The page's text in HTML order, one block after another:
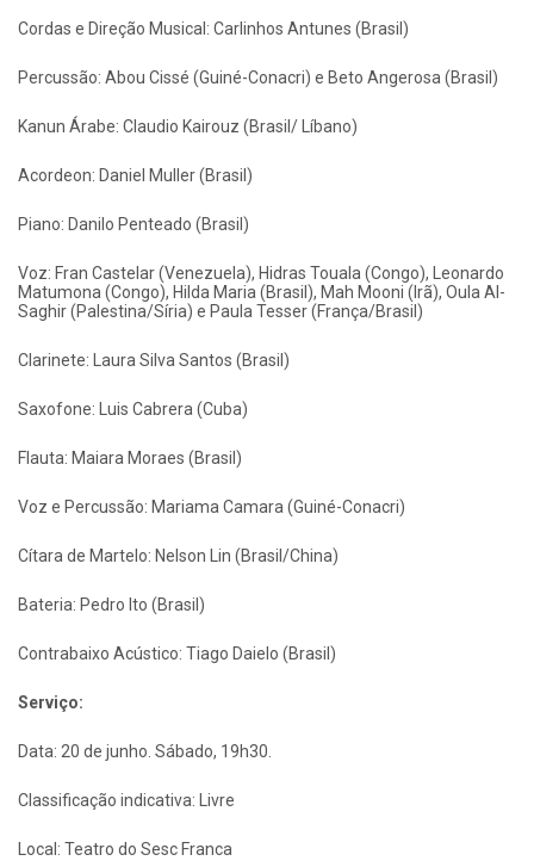
Cordas e Direção Musical: Carlinhos Antunes (Brasil)
Percussão: Abou Cissé (Guiné-Conacri) e Beto Angerosa (Brasil)
Kanun Árabe: Claudio Kairouz (Brasil/ Líbano)
Acordeon: Daniel Muller (Brasil)
Piano: Danilo Penteado (Brasil)
Voz: Fran Castelar (Venezuela), Hidras Touala (Congo), Leonardo
Matumona (Congo), Hilda Maria (Brasil), Mah Mooni (Irã), Oula Al-
Saghir (Palestina/Síria) e Paula Tesser (França/Brasil)
Clarinete: Laura Silva Santos (Brasil)
Saxofone: Luis Cabrera (Cuba)
Flauta: Maiara Moraes (Brasil)
Voz e Percussão: Mariama Camara (Guiné-Conacri)
Cítara de Martelo: Nelson Lin (Brasil/China)
Bateria: Pedro Ito (Brasil)
Contrabaixo Acústico: Tiago Daielo (Brasil)
Serviço:
Data: 20 de junho. Sábado, 19h30.
Classificação indicativa: Livre
Local: Teatro do Sesc Franca